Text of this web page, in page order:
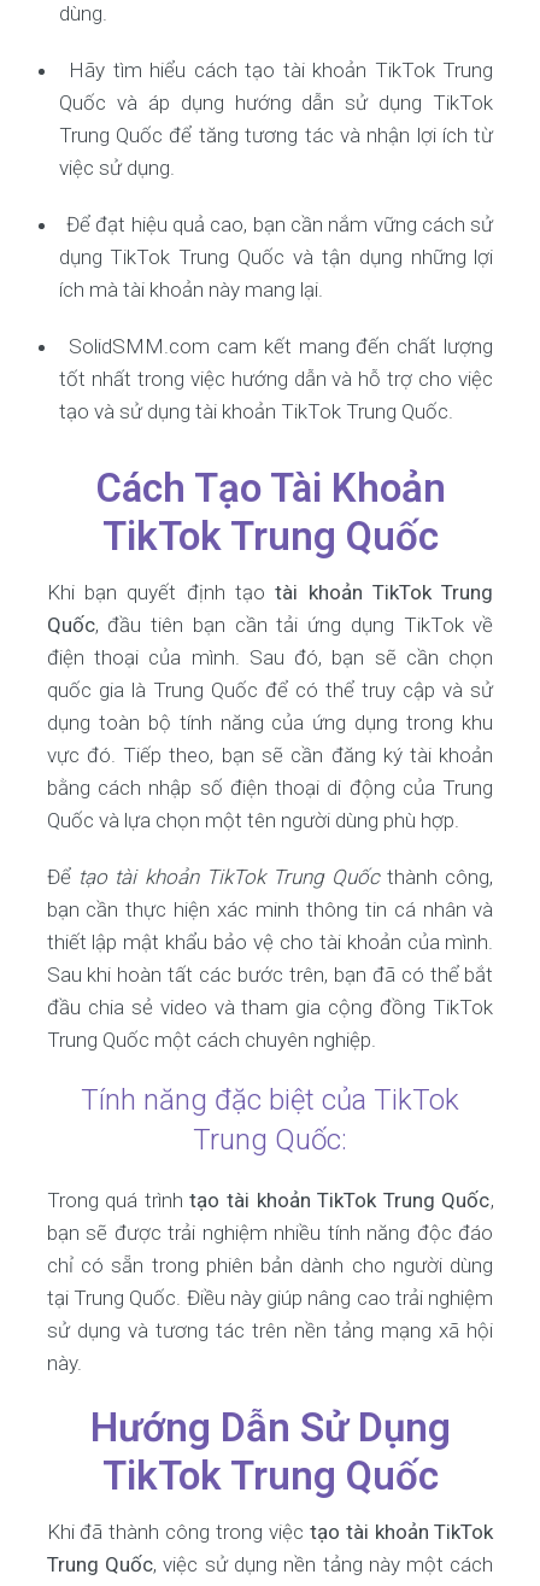
dùng.
Hãy tìm hiểu cách tạo tài khoản TikTok Trung
Quốc và áp dụng hướng dẫn sử dụng TikTok
Trung Quốc để tăng tương tác và nhận lợi ích từ
việc sử dụng.
Để đạt hiệu quả cao, bạn cần nắm vững cách sử
dụng TikTok Trung Quốc và tận dụng những lợi
ích mà tài khoản này mang lại.
SolidSMM.com cam kết mang đến chất lượng
tốt nhất trong việc hướng dẫn và hỗ trợ cho việc
tạo và sử dụng tài khoản TikTok Trung Quốc.
Cách Tạo Tài Khoản
TikTok Trung Quốc
Khi bạn quyết định tạotài khoản TikTok Trung
Quốc, đầu tiên bạn cần tải ứng dụng TikTok về
điện thoại của mình. Sau đó, bạn sẽ cần chọn
quốc gia là Trung Quốc để có thể truy cập và sử
dụng toàn bộ tính năng của ứng dụng trong khu
vực đó. Tiếp theo, bạn sẽ cần đăng ký tài khoản
bằng cách nhập số điện thoại di động của Trung
Quốc và lựa chọn một tên người dùng phù hợp.
Để tạo tài khoản TikTok Trung Quốcthành công,
bạn cần thực hiện xác minh thông tin cá nhân và
thiết lập mật khẩu bảo vệ cho tài khoản của mình.
Sau khi hoàn tất các bước trên, bạn đã có thể bắt
đầu chia sẻ video và tham gia cộng đồng TikTok
Trung Quốc một cách chuyên nghiệp.
Tính năng đặc biệt của TikTok
Trung Quốc:
Trong quá trìnhtạo tài khoản TikTok Trung Quốc,
bạn sẽ được trải nghiệm nhiều tính năng độc đáo
chỉ có sẵn trong phiên bản dành cho người dùng
tại Trung Quốc. Điều này giúp nâng cao trải nghiệm
sử dụng và tương tác trên nền tảng mạng xã hội
này.
Hướng Dẫn Sử Dụng
TikTok Trung Quốc
Khi đã thành công trong việc tạo tài khoản TikTok
Trung Quốc, việc sử dụng nền tảng này một cách